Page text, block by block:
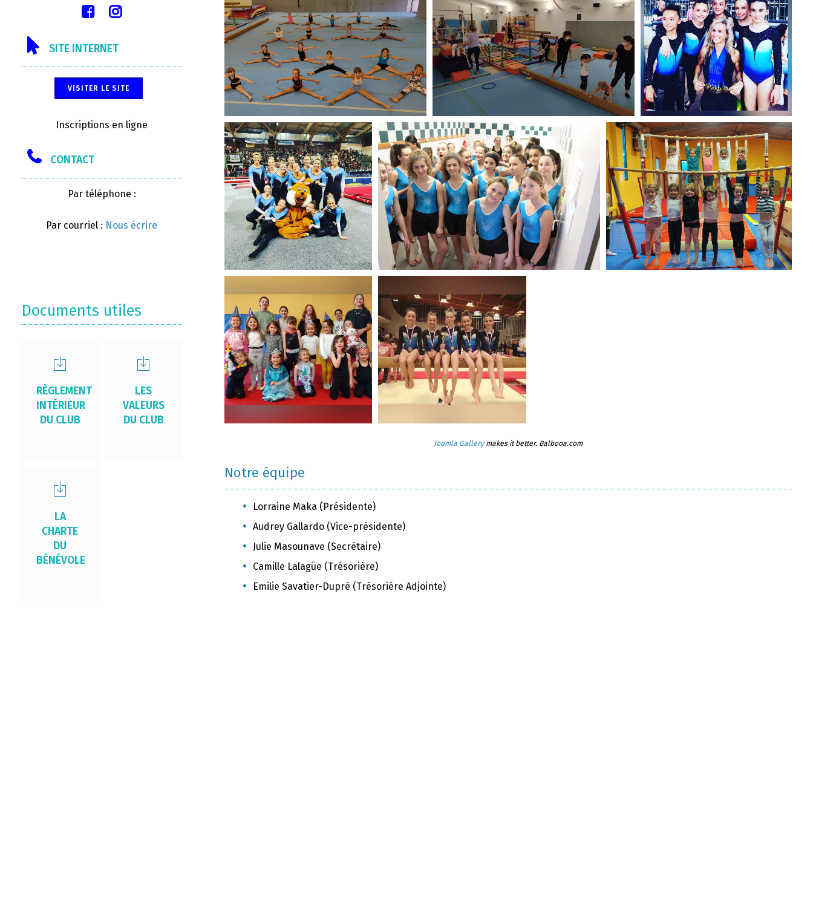
SITE INTERNET
VISITER LE SITE
Inscriptions en ligne
CONTACT
Par téléphone :
Par courriel : Nous écrire
Documents utiles
RÈGLEMENT
INTÉRIEUR
DU CLUB
LES
VALEURS
DU CLUB
LA
CHARTE
DU
BÉNÉVOLE
Joomla Gallerymakes it better. Balbooa.com
Notre équipe
Lorraine Maka (Présidente)
Audrey Gallardo (Vice-présidente)
Julie Masounave (Secrétaire)
Camille Lalagüe (Trésorière)
Emilie Savatier-Dupré (Trésorière Adjointe)